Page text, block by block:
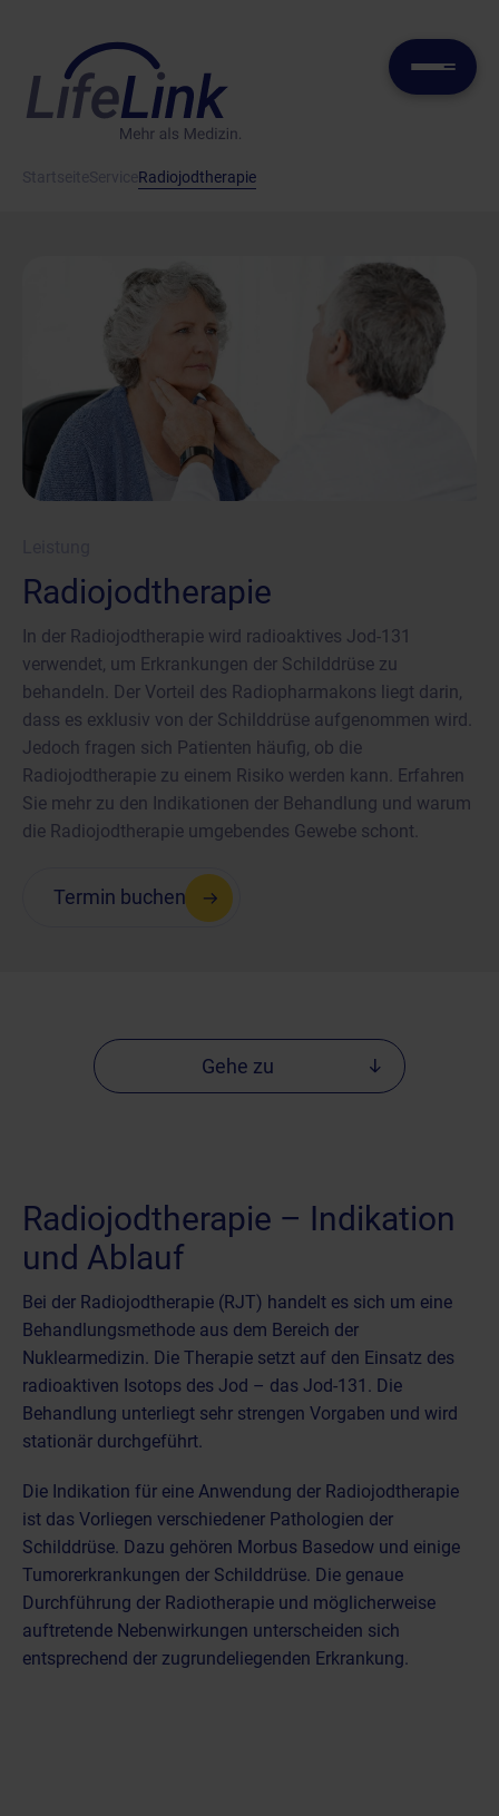
Radiojodtherapie
Radiojodtherapie
In der Radiojodtherapie wird radioaktives Jod-131
verwendet, um Erkrankungen der Schilddrüse zu
behandeln. Der Vorteil des Radiopharmakons liegt darin,
dass es exklusiv von der Schilddrüse aufgenommen wird.
Jedoch fragen sich Patienten häufig, ob die
Radiojodtherapie zu einem Risiko werden kann. Erfahren
Sie mehr zu den Indikationen der Behandlung und warum
die Radiojodtherapie umgebendes Gewebe schont.
Termin buchen
Gehe zu
Radiojodtherapie – Indikation
und Ablauf
Bei der Radiojodtherapie (RJT) handelt es sich um eine
Behandlungsmethode aus dem Bereich der
Nuklearmedizin. Die Therapie setzt auf den Einsatz des
radioaktiven Isotops des Jod – das Jod-131. Die
Behandlung unterliegt sehr strengen Vorgaben und wird
stationär durchgeführt.
Die Indikation für eine Anwendung der Radiojodtherapie
ist das Vorliegen verschiedener Pathologien der
Schilddrüse. Dazu gehören Morbus Basedow und einige
Tumorerkrankungen der Schilddrüse. Die genaue
Durchführung der Radiotherapie und möglicherweise
auftretende Nebenwirkungen unterscheiden sich
entsprechend der zugrundeliegenden Erkrankung.